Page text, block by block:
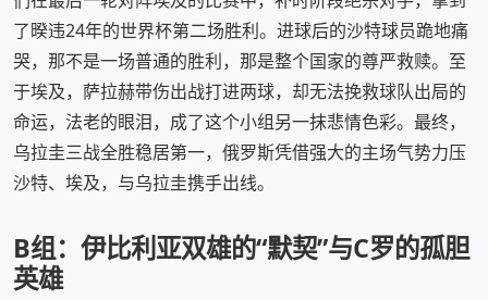
了暌违24年的世界杯第二场胜利。进球后的沙特球员跪地痛
哭，那不是一场普通的胜利，那是整个国家的尊严救赎。至
于埃及，萨拉赫带伤出战打进两球，却无法挽救球队出局的
命运，法老的眼泪，成了这个小组另一抹悲情色彩。最终，
乌拉圭三战全胜稳居第一，俄罗斯凭借强大的主场气势力压
沙特、埃及，与乌拉圭携手出线。
B组：伊比利亚双雄的“默契”与C罗的孤胆
英雄